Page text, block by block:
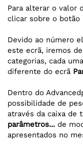
Para alterar o valor
clicar sobre o botão
Devido ao número
este ecrã, iremos
categorias, cada
diferente do ecrã
Dentro do
possibilidade de
através da caixa de
parâmetros... de
apresentados no